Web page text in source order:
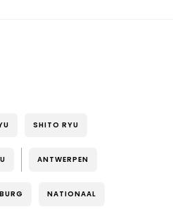
SHITO RYU
ANTWERPEN
NATIONAAL